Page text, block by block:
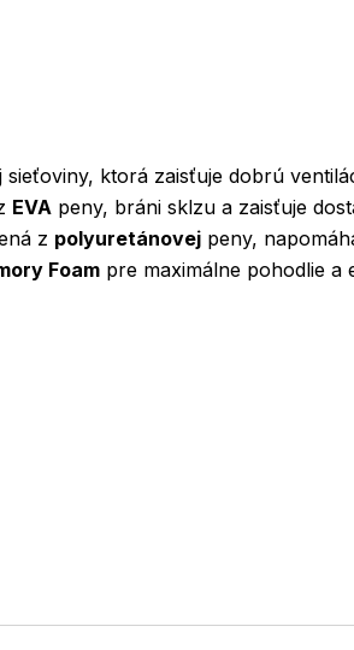
ktorá zaisťuje dobrú
EVA peny, bráni sklzu a zaisťuje
z polyuretánovej peny,
Foam pre maximálne pohodlie a